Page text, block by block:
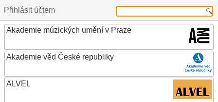
Přihlásit účtem
Akademie múzických umění v Praze
Akademie věd České republiky
ALVEL